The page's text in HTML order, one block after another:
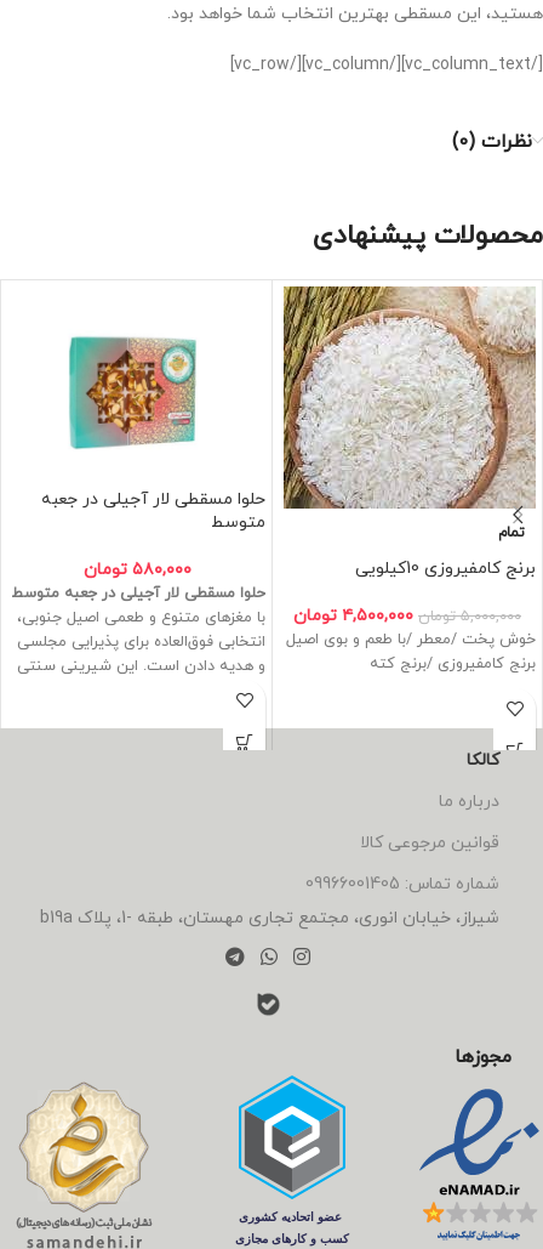
هستید، این مسقطی بهترین انتخاب شما خواهد بود.
[/vc_column_text][/vc_column][/vc_row]
نظرات (0)
محصولات پیشنهادی
تمام
برنج کامفیروزی 10کیلویی
۵,۰۰۰,۰۰۰ تومان ۴,۵۰۰,۰۰۰ تومان
خوش پخت /معطر /با طعم و بوی اصیل
برنج کامفیروزی /برنج کته
حلوا مسقطی لار آجیلی در جعبه
متوسط
۵۸۰,۰۰۰ تومان
حلوا مسقطی لار آجیلی در جعبه متوسط
با مغزهای متنوع و طعمی اصیل جنوبی،
انتخابی فوق‌العاده برای پذیرایی مجلسی
و هدیه دادن است. این شیرینی سنتی
با بسته‌بندی متوسط، هم خوشمزه و هم
شیک عرضه می‌شود.
کالکا
درباره ما
قوانین مرجوعی کالا
شماره تماس: 09966001405
شیراز، خیابان انوری، مجتمع تجاری مهستان، طبقه -1، پلاک b19a
مجوزها